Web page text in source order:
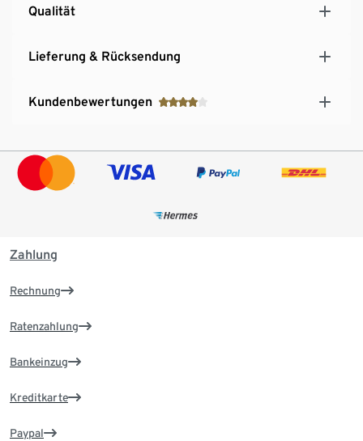
Qualität
Lieferung & Rücksendung
Kundenbewertungen
Zahlung
Rechnung
Ratenzahlung
Bankeinzug
Kreditkarte
Paypal